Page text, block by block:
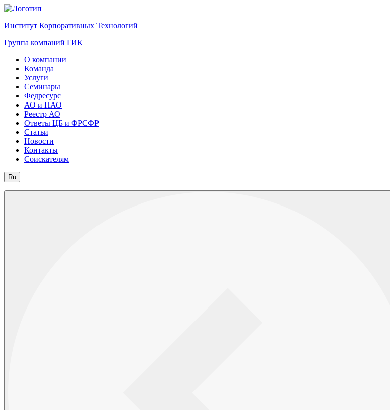
Институт Корпоративных Технологий
Группа компаний ГИК
О компании
Команда
Услуги
Семинары
Федресурс
АО и ПАО
Реестр АО
Ответы ЦБ и ФРСФР
Статьи
Новости
Контакты
Соискателям
Ru